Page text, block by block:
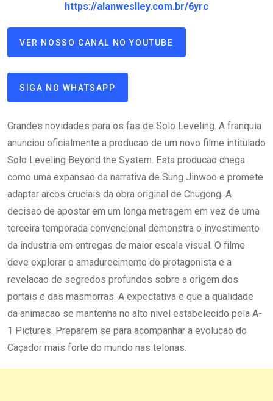
https://alanweslley.com.br/6yrc
VER NOSSO CANAL NO YOUTUBE
SIGA NO WHATSAPP
Grandes novidades para os fas de Solo Leveling. A franquia
anunciou oficialmente a producao de um novo filme intitulado
Solo Leveling Beyond the System. Esta producao chega
como uma expansao da narrativa de Sung Jinwoo e promete
adaptar arcos cruciais da obra original de Chugong. A
decisao de apostar em um longa metragem em vez de uma
terceira temporada convencional demonstra o investimento
da industria em entregas de maior escala visual. O filme
deve explorar o amadurecimento do protagonista e a
revelacao de segredos profundos sobre a origem dos
portais e das masmorras. A expectativa e que a qualidade
da animacao se mantenha no alto nivel estabelecido pela A-
1 Pictures. Preparem se para acompanhar a evolucao do
Caçador mais forte do mundo nas telonas.